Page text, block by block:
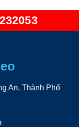
An, Thành Phố